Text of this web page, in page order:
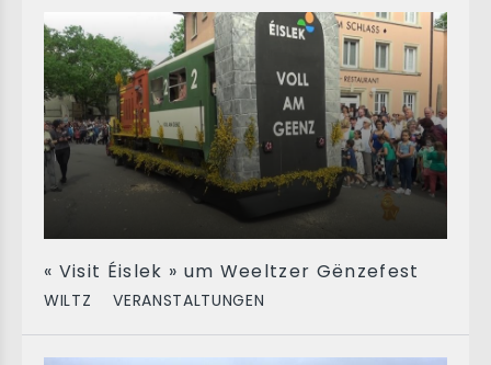
« Visit Éislek » um Weeltzer Gënzefest
WILTZ VERANSTALTUNGEN